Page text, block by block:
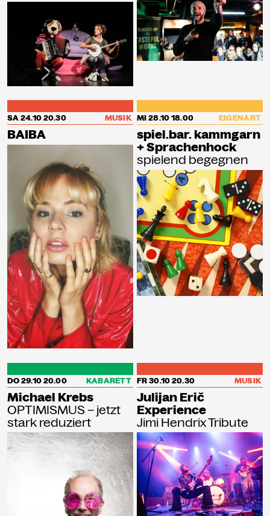
SA 24.1020.30 MUSIK
BAIBA
MI 28.1018.00 EIGENART
spiel.bar. kammgarn
+ Sprachenhock
spielend begegnen
DO 29.1020.00 KABARETT
Michael Krebs
OPTIMISMUS – jetzt
stark reduziert
FR 30.1020.30 MUSIK
Julijan Erič
Experience
Jimi Hendrix Tribute